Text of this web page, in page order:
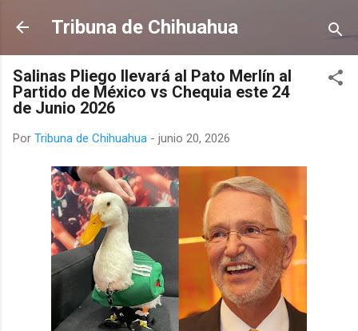
Ir al contenido principal
Tribuna de Chihuahua
Salinas Pliego llevará al Pato Merlín al
Partido de México vs Chequia este 24
de Junio 2026
Por Tribuna de Chihuahua - junio 20, 2026